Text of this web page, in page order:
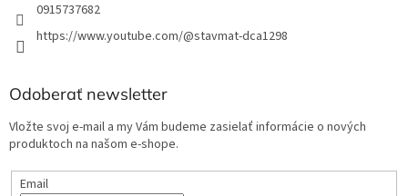
0915737682
https://www.youtube.com/@stavmat-dca1298
Odoberať newsletter
Vložte svoj e-mail a my Vám budeme zasielať informácie o nových
produktoch na našom e-shope.
Email